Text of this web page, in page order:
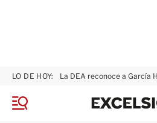
M
LO DE HOY: La DEA reconoce a García